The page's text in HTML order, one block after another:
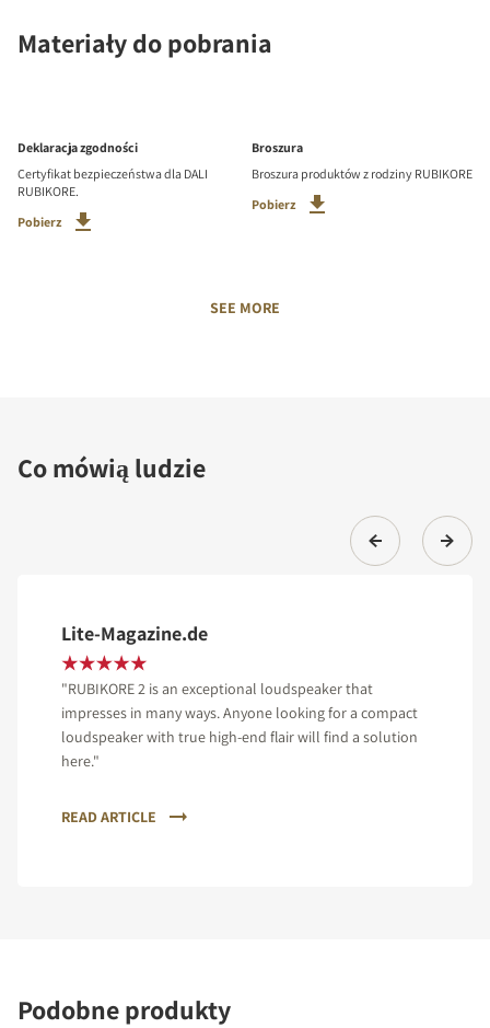
Materiały do pobrania
Deklaracja zgodności
Certyfikat bezpieczeństwa dla DALI
RUBIKORE.
Pobierz
Broszura
Broszura produktów z rodziny RUBIKORE
Pobierz
SEE MORE
Co mówią ludzie
Lite-Magazine.de
"RUBIKORE 2 is an exceptional loudspeaker that
impresses in many ways. Anyone looking for a compact
loudspeaker with true high-end flair will find a solution
here."
READ ARTICLE
Podobne produkty